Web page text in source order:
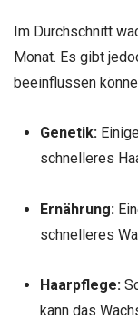
Im Durchschnitt
Monat. Es gibt
beeinflussen
Genetik:
schnelleres
Ernährung:
schnelleres
Haarpflege:
kann das